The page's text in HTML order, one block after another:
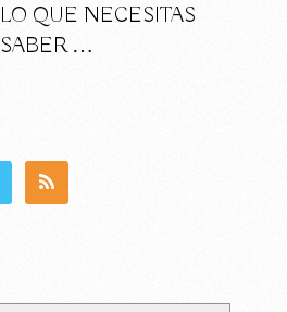
LO QUE NECESITAS
SABER …